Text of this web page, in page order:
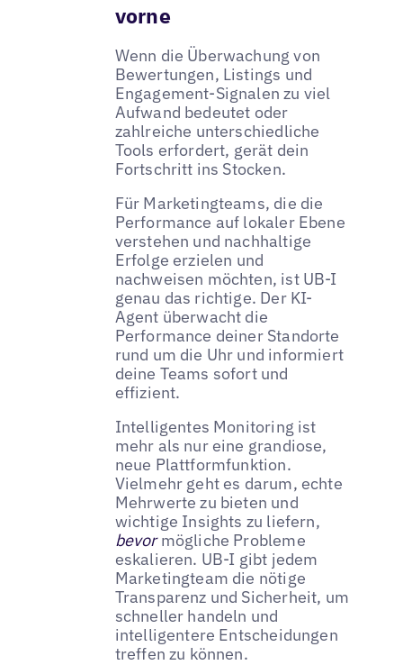
vorne
Wenn die Überwachung von
Bewertungen, Listings und
Engagement-Signalen zu viel
Aufwand bedeutet oder
zahlreiche unterschiedliche
Tools erfordert, gerät dein
Fortschritt ins Stocken.
Für Marketingteams, die die
Performance auf lokaler Ebene
verstehen und nachhaltige
Erfolge erzielen und
nachweisen möchten, ist UB-I
genau das richtige. Der KI-
Agent überwacht die
Performance deiner Standorte
rund um die Uhr und informiert
deine Teams sofort und
effizient.
Intelligentes Monitoring ist
mehr als nur eine grandiose,
neue Plattformfunktion.
Vielmehr geht es darum, echte
Mehrwerte zu bieten und
wichtige Insights zu liefern,
bevormögliche Probleme
eskalieren. UB-I gibt jedem
Marketingteam die nötige
Transparenz und Sicherheit, um
schneller handeln und
intelligentere Entscheidungen
treffen zu können.